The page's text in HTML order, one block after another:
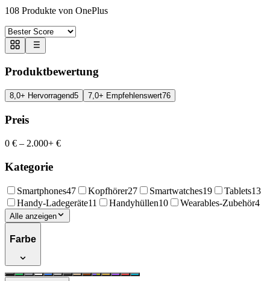
108 Produkte von OnePlus
Produktbewertung
8,0+ Hervorragend5 7,0+ Empfehlenswert76
Preis
0 € – 2.000+ €
Kategorie
Smartphones47 Kopfhörer27 Smartwatches19 Tablets13
Handy-Ladegeräte11 Handyhüllen10 Wearables-Zubehör4
Alle anzeigen
Farbe